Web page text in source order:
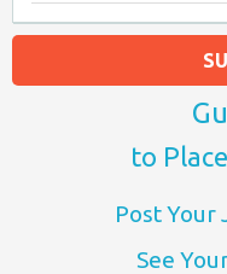
to
Post Your
See